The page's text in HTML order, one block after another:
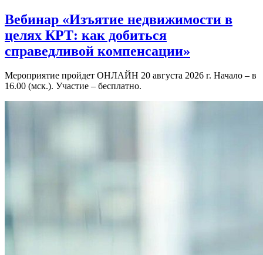
Вебинар «Изъятие недвижимости в
целях КРТ: как добиться
справедливой компенсации»
Мероприятие пройдет ОНЛАЙН 20 августа 2026 г. Начало – в
16.00 (мск.). Участие – бесплатно.